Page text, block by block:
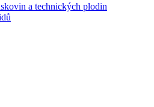
a technických plodin